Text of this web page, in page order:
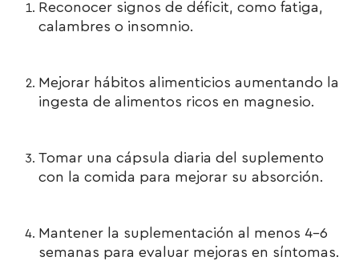
Reconocer signos de déficit, como fatiga,
calambres o insomnio.
Mejorar hábitos alimenticios aumentando la
ingesta de alimentos ricos en magnesio.
Tomar una cápsula diaria del suplemento
con la comida para mejorar su absorción.
Mantener la suplementación al menos 4-6
semanas para evaluar mejoras en síntomas.